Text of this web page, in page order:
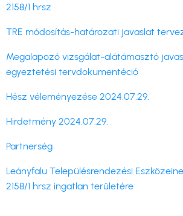
2158/1 hrsz
TRE módosítás-határozati javaslat
Megalapozó vizsgálat-alátámasztó
egyeztetési tervdokumentéció
Hész véleményezése 2024.07.29.
Hirdetmény 2024.07.29.
Partnerség
Leányfalu Településrendezési
2158/1 hrsz ingatlan területére